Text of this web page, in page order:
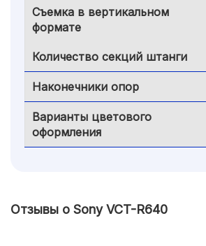
Съемка в вертикальном
формате
Количество секций штанги
Наконечники опор
Варианты цветового
оформления
Отзывы о Sony VCT-R640